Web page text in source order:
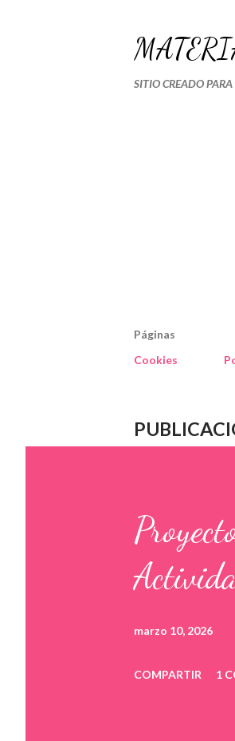
SITIO CREADO
Páginas
Cookies
marzo 10, 2026
COMPARTIR 1